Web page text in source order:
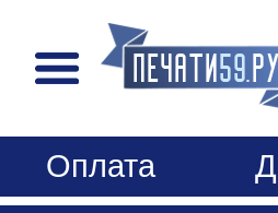
Оплата